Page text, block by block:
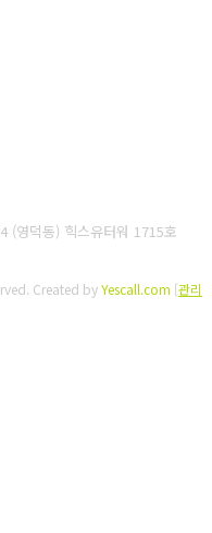
(영덕동) 힉스유터워 1715호
Created byYescall.com [관리